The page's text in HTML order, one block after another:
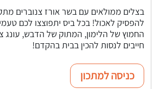
בצלים ממולאים עם בשר אורז צנוברים
להפסיק לאכול! בכל ביס יתפוצצו לכם
החמוץ של הלימון, המתוק של הדבש,
חייבים לנסות להכין בבית בהקדם!
כניסה למתכון